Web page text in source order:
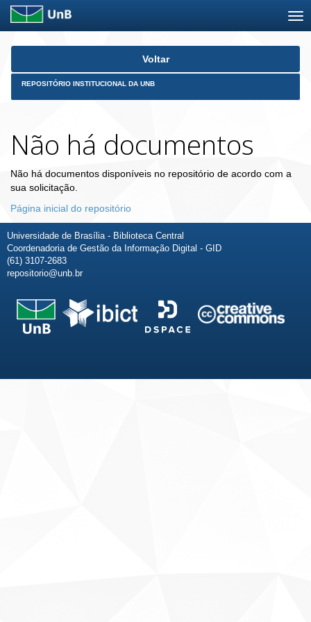
Skip
Voltar
REPOSITÓRIO INSTITUCIONAL DA UNB
Não há documentos
Não há documentos disponíveis no repositório de acordo com a
sua solicitação.
Página inicial do repositório
Universidade de Brasília - Biblioteca Central
Coordenadoria de Gestão da Informação Digital - GID
(61) 3107-2683
repositorio@unb.br